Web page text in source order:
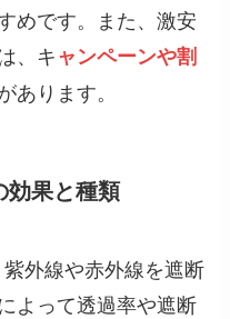
めです。また、激安
、キャンペーンや割
あります。
効果と種類
外線や赤外線を遮断
よって透過率や遮断